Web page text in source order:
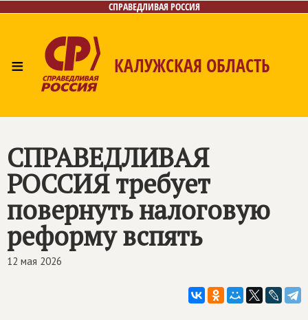
СПРАВЕДЛИВАЯ РОССИЯ
≡ КАЛУЖСКАЯ ОБЛАСТЬ
Контакты
СПРАВЕДЛИВАЯ
РОССИЯтребует
повернуть налоговую
реформу вспять
12 мая 2026